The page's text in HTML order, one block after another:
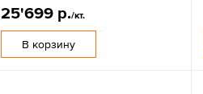
25'699 р./кт.
В корзину